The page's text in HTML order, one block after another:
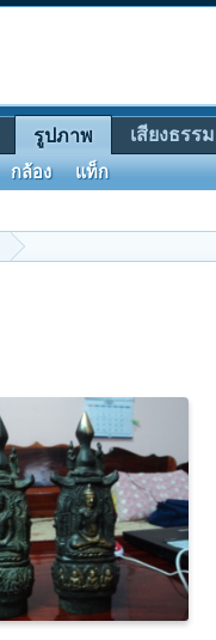
รูปภาพ
กล้อง แท็ก
เสียงธรรม